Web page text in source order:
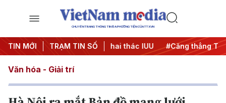
CHUYÊN TRANG THÔNG TIN ĐA PHƯƠNG TIỆN CỦA TTXVN
TIN MỚI TRẠM TIN SỐ
ngày đêm #Chống khai thác IUU #Căng thẳng Trung
Văn hóa - Giải trí